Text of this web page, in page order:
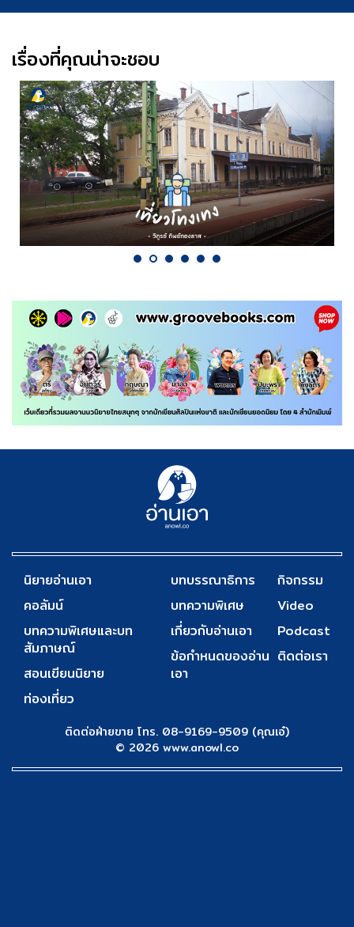
เรื่องที่คุณน่าจะชอบ
นิยายอ่านเอา
คอลัมน์
บทความพิเศษและบท
สัมภาษณ์
สอนเขียนนิยาย
ท่องเที่ยว
บทบรรณาธิการ
บทความพิเศษ
เกี่ยวกับอ่านเอา
ข้อกำหนดของอ่าน
เอา
กิจกรรม
Video
Podcast
ติดต่อเรา
ติดต่อฝ่ายขาย โทร. 08-9169-9509 (คุณเอ๋)
© 2026 www.anowl.co